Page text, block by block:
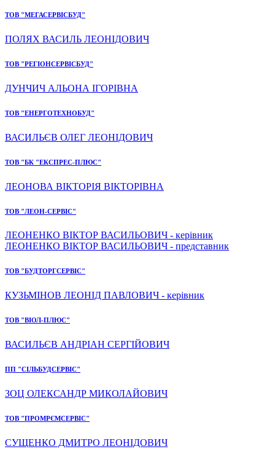
ТОВ "МЕГАСЕРВІСБУД"
ПОЛЯХ ВАСИЛЬ ЛЕОНІДОВИЧ
ТОВ "РЕГІОНСЕРВІСБУД"
ДУНЧИЧ АЛЬОНА ІГОРІВНА
ТОВ "ЕНЕРГОТЕХНОБУД"
ВАСИЛЬЄВ ОЛЕГ ЛЕОНІДОВИЧ
ТОВ "БК "ЕКСПРЕС-ПЛЮС"
ЛЕОНОВА ВІКТОРІЯ ВІКТОРІВНА
ТОВ "ЛЕОН-СЕРВІС"
ЛЕОНЕНКО ВІКТОР ВАСИЛЬОВИЧ - керівник
ЛЕОНЕНКО ВІКТОР ВАСИЛЬОВИЧ - представник
ТОВ "БУДТОРГСЕРВІС"
КУЗЬМІНОВ ЛЕОНІД ПАВЛОВИЧ - керівник
ТОВ "ВІОЛ-ПЛЮС"
ВАСИЛЬЄВ АНДРІАН СЕРГІЙОВИЧ
ПП "СІЛЬБУДСЕРВІС"
ЗОЦ ОЛЕКСАНДР МИКОЛАЙОВИЧ
ТОВ "ПРОМРЄМСЕРВІС"
СУЩЕНКО ДМИТРО ЛЕОНІДОВИЧ